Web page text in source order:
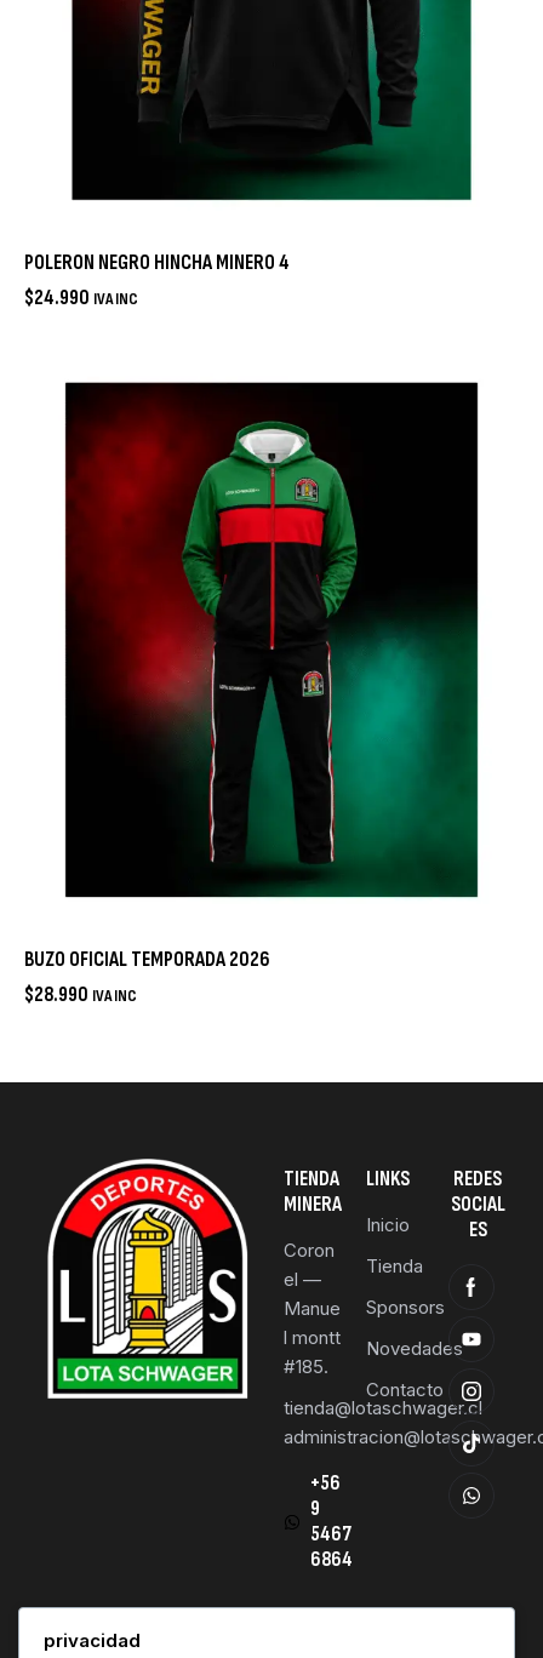
POLERON NEGRO HINCHA MINERO 4
$24.990 IVA INC
BUZO OFICIAL TEMPORADA 2026
$28.990 IVA INC
TIENDA
MINERA
Coron
el —
Manue
l montt
#185.
tienda@lotaschwager.cl
+56
9
5467
6864
LINKS
Inicio
Tienda
Sponsors
Novedades
Contacto
REDES
SOCIAL
ES
privacidad